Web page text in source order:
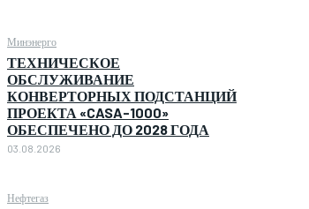
Минэнерго
ТЕХНИЧЕСКОЕ
ОБСЛУЖИВАНИЕ
КОНВЕРТОРНЫХ ПОДСТАНЦИЙ
ПРОЕКТА «CASA-1000»
ОБЕСПЕЧЕНО ДО 2028 ГОДА
03.08.2026
Нефтегаз